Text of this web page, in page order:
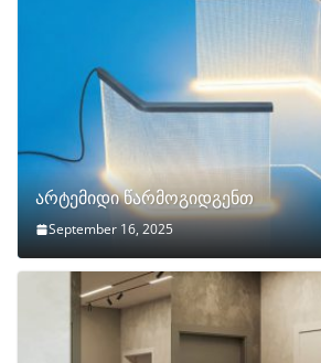
არტემიდი წარმოგიდგენთ
September 16, 2025